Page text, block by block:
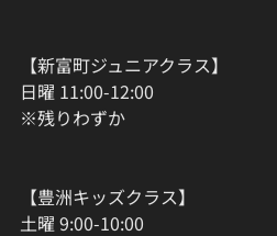
【新富町ジュニアクラス】
日曜 11:00-12:00
※残りわずか
【豊洲キッズクラス】
土曜 9:00-10:00